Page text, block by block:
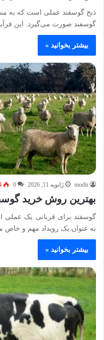
ذبح گوسفند عملی است که به
گوسفند صورت می‌گیرد. این
بیشتر بخوانید »
modir ژانویه 11, 2026 0
بهترین روش خرید
گوسفند برای قربانی یک
به عنوان یک رویداد مهم و
بیشتر بخوانید »